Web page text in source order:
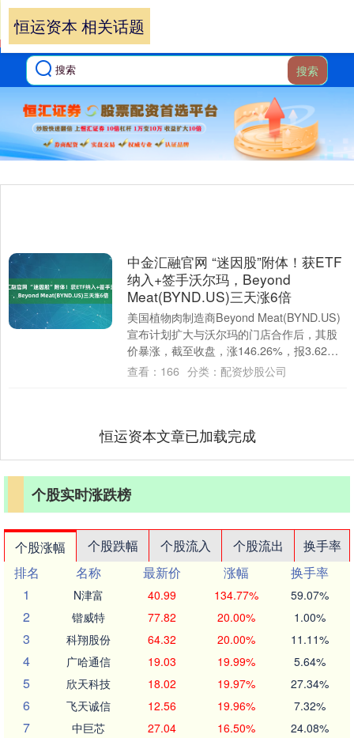
搜索
恒运资本 相关话题
中金汇融官网 “迷因股”附体！获ETF
纳入+签手沃尔玛，Beyond
Meat(BYND.US)三天涨6倍
美国植物肉制造商Beyond Meat(BYND.US)
宣布计划扩大与沃尔玛的门店合作后，其股
价暴涨，截至收盘，涨146.26%，报3.62美
元。 Beyond....
查看： 166 分类： 配资炒股公司
恒运资本文章已加载完成
个股实时涨跌榜
个股涨幅 个股跌幅 个股流入 个股流出
换手率
排名
名称 最新价 涨幅
换手率
1
N津富 40.99 134.77% 59.07%
2 锴威特 77.82 20.00% 1.00%
3 科翔股份 64.32 20.00% 11.11%
4 广哈通信 19.03 19.99% 5.64%
5 欣天科技 18.02 19.97% 27.34%
6 飞天诚信 12.56 19.96% 7.32%
7 中巨芯 27.04 16.50% 24.08%